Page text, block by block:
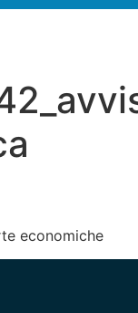
economiche